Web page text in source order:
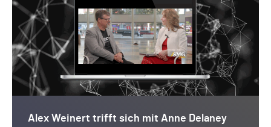
Alex Weinert trifft sich mit Anne Delaney